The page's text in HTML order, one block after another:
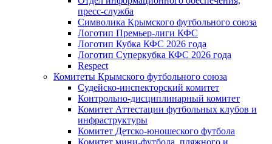
пресс-служба
Символика Крымского футбольного союза
Логотип Премьер-лиги КФС
Логотип Кубка КФС 2026 года
Логотип Суперкубка КФС 2026 года
Respect
Комитеты Крымского футбольного союза
Судейско-инспекторский комитет
Контрольно-дисциплинарный комитет
Комитет Аттестации футбольных клубов и
инфраструктуры
Комитет Детско-юношеского футбола
Комитет мини-футбола, пляжного и